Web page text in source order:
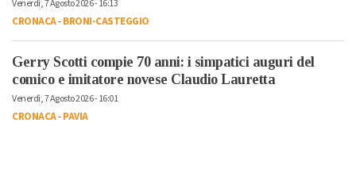
Venerdì, 7 Agosto 2026 - 16:13
CRONACA-BRONI-CASTEGGIO
Gerry Scotti compie 70 anni: i simpatici auguri del
comico e imitatore novese Claudio Lauretta
Venerdì, 7 Agosto 2026 - 16:01
CRONACA-PAVIA